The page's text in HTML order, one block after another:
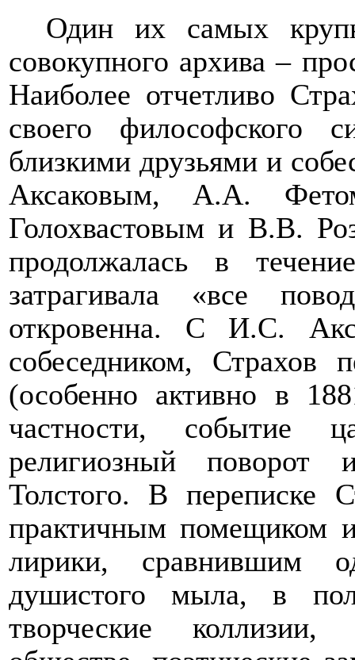
Один их самых
совокупного архива –
Наиболее отчетливо
своего философского
близкими друзьями и
Аксаковым, А.А.
Голохвастовым и В.В.
продолжалась в
затрагивала «все
откровенна. С И.С.
собеседником, Страхов
(особенно активно в
частности, событие
религиозный поворот
Толстого. В переписке
практичным помещиком
лирики, сравнившим
душистого мыла, в
творческие